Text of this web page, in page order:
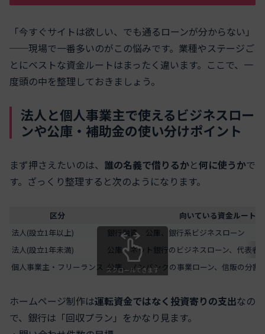
「今すぐサイトは欲しい、でも通るローンが分からない」
──現場で一番多いのがこの悩みです。業種やステージご
とにベストな資金ルートはまったく違います。ここで、一
度頭の中を整理しておきましょう。
法人と個人事業主で使えるビジネスロー
ンや公庫・補助金の使い分けポイント
まず押さえたいのは、 誰の名義で借りるかと何に使うかで
す。ざっくり整理すると次のようになります。
区分
向いている資金ルート
法人(設立1年以上)
銀行融資、公庫、銀行系ビジネスローン
法人(設立1年未満)
公庫、ネット銀行のビジネスローン、代表者
個人事業主・フリーランス 公庫、ノンバンクの事業ローン、信販の分割
スクロールできます
ホームページ制作は運転資金ではなく投資寄りの支出なの
で、銀行は「回収プラン」をかなり見ます。